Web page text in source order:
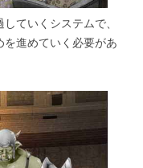
ていくシステムで、
進めていく必要があ